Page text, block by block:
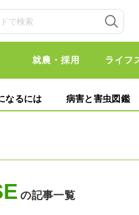
就農・採用 ライフ
なるには 病害と害虫図鑑
の記事一覧